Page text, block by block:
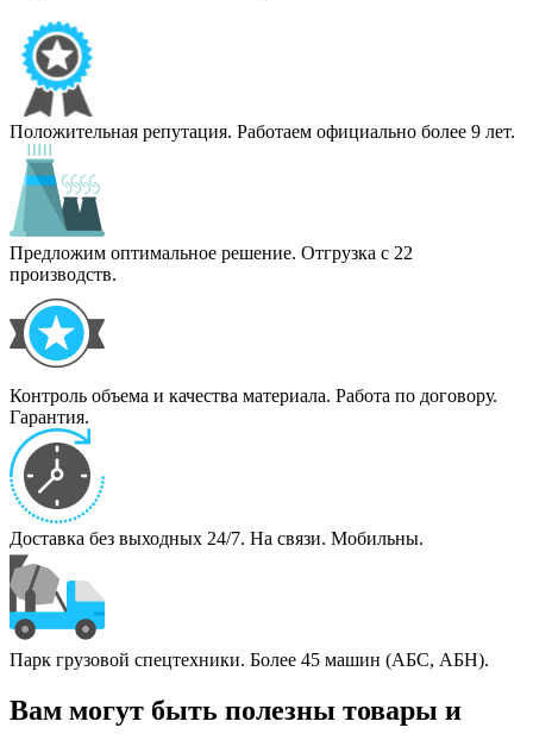
Положительная репутация. Работаем официально более 9 лет.
Предложим оптимальное решение. Отгрузка с 22
производств.
Контроль объема и качества материала. Работа по договору.
Гарантия.
Доставка без выходных 24/7. На связи. Мобильны.
Парк грузовой спецтехники. Более 45 машин (АБС, АБН).
Вам могут быть полезны товары и